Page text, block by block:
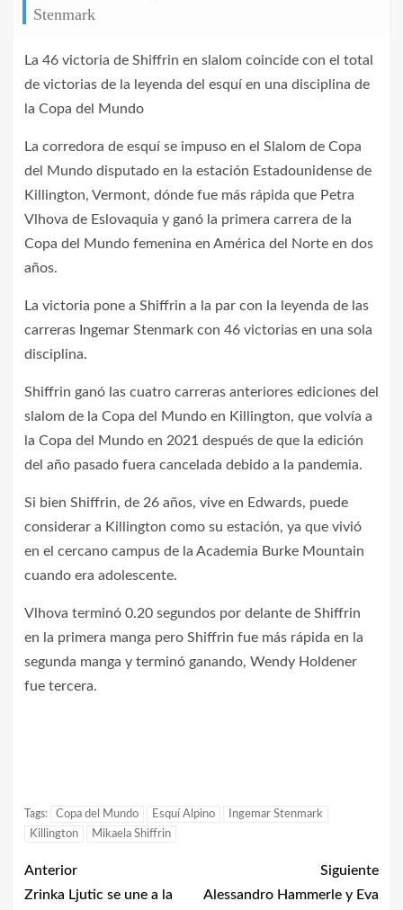
Stenmark
La 46 victoria de Shiffrin en slalom coincide con el total
de victorias de la leyenda del esquí en una disciplina de
la Copa del Mundo
La corredora de esquí se impuso en el Slalom de Copa
del Mundo disputado en la estación Estadounidense de
Killington, Vermont, dónde fue más rápida que Petra
Vlhova de Eslovaquia y ganó la primera carrera de la
Copa del Mundo femenina en América del Norte en dos
años.
La victoria pone a Shiffrin a la par con la leyenda de las
carreras Ingemar Stenmark con 46 victorias en una sola
disciplina.
Shiffrin ganó las cuatro carreras anteriores ediciones del
slalom de la Copa del Mundo en Killington, que volvía a
la Copa del Mundo en 2021 después de que la edición
del año pasado fuera cancelada debido a la pandemia.
Si bien Shiffrin, de 26 años, vive en Edwards, puede
considerar a Killington como su estación, ya que vivió
en el cercano campus de la Academia Burke Mountain
cuando era adolescente.
Vlhova terminó 0.20 segundos por delante de Shiffrin
en la primera manga pero Shiffrin fue más rápida en la
segunda manga y terminó ganando, Wendy Holdener
fue tercera.
Tags: Copa del Mundo Esquí Alpino
Ingemar Stenmark
Killington
Mikaela Shiffrin
Anterior
Zrinka Ljutic se une a la
Siguiente
Alessandro Hammerle y Eva